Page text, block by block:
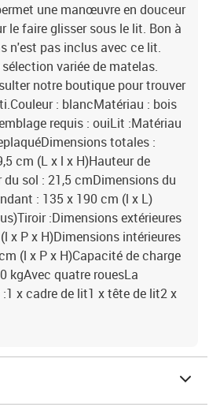
une manœuvre en douceur
le faire glisser sous le lit. Bon à
n'est pas inclus avec ce lit.
variée de matelas.
notre boutique pour trouver
: blancMatériau : bois
requis : ouiLit :Matériau
totales :
cm (L x l x H)Hauteur de
sol : 21,5 cmDimensions du
: 135 x 190 cm (l x L)
:Dimensions extérieures
x P x H)Dimensions intérieures
(l x P x H)Capacité de charge
kgAvec quatre rouesLa
x cadre de lit1 x tête de lit2 x